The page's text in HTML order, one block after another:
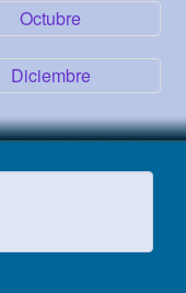
Octubre
Diciembre